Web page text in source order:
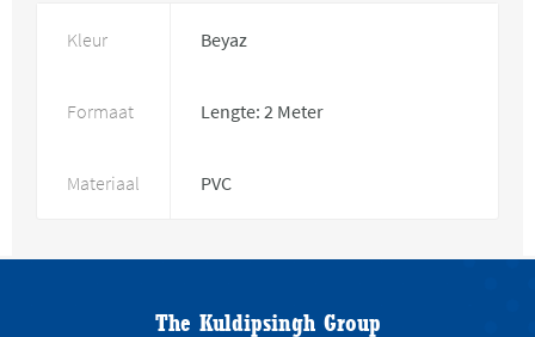
Kleur Beyaz
Formaat Lengte: 2 Meter
Materiaal PVC
The Kuldipsingh Group